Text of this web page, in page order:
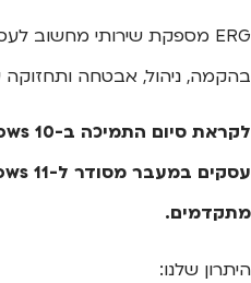
בהקמה, ניהול, אבטחה
מתקדמים.
היתרון שלנו: